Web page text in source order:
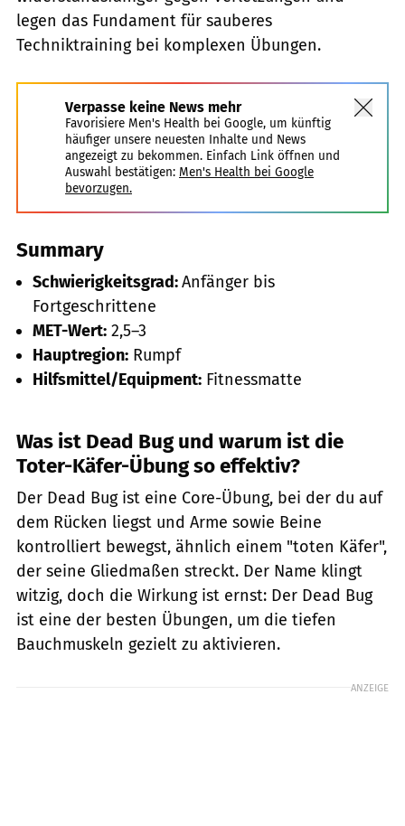
legen das Fundament für sauberes
Techniktraining bei komplexen Übungen.
Verpasse keine News mehr
Favorisiere Men's Health bei Google, um künftig
häufiger unsere neuesten Inhalte und News
angezeigt zu bekommen. Einfach Link öffnen und
Auswahl bestätigen: Men's Health bei Google
bevorzugen.
Summary
Schwierigkeitsgrad:Anfänger bis
Fortgeschrittene
MET-Wert: 2,5–3
Hauptregion: Rumpf
Hilfsmittel/Equipment: Fitnessmatte
Was ist Dead Bug und warum ist die
Toter-Käfer-Übung so effektiv?
Der Dead Bug ist eine Core-Übung, bei der du auf
dem Rücken liegst und Arme sowie Beine
kontrolliert bewegst, ähnlich einem "toten Käfer",
der seine Gliedmaßen streckt. Der Name klingt
witzig, doch die Wirkung ist ernst: Der Dead Bug
ist eine der besten Übungen, um die tiefen
Bauchmuskeln gezielt zu aktivieren.
ANZEIGE